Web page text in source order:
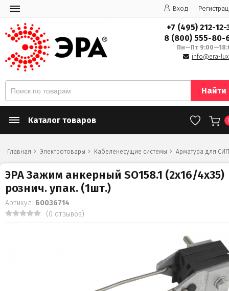
Вход
+7 (495) 212-12-
8 (800) 555-80-
Пн—Пт
info@era-
Найти
Каталог товаров
Главная Электротовары Кабеленесущие системы Арматура для СИП
ЭРА Зажим анкерный SO158.1 (2x16/4x35)
рознич. упак. (1шт.)
Артикул: Б0036714
(0 отзывов)